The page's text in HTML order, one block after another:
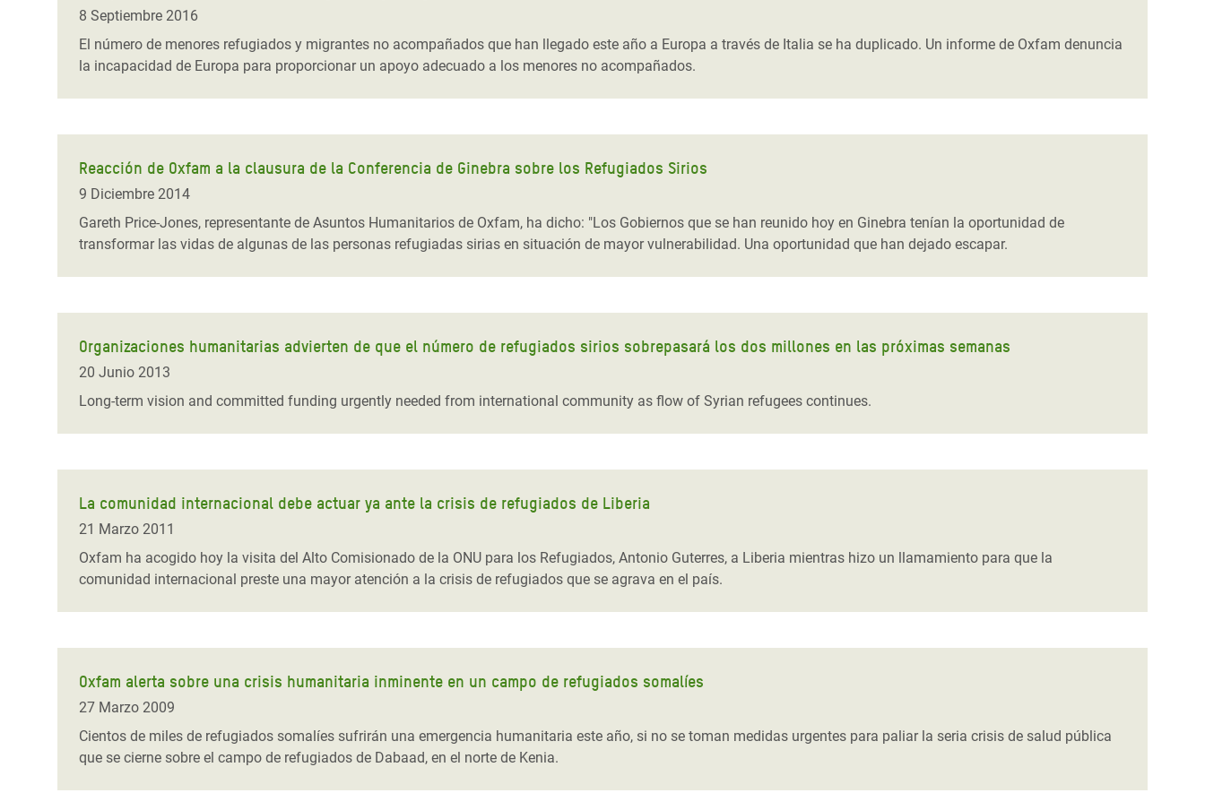
Conflictos y Desastres
Desigualdad Extrema y
Servicios Sociales Básicos
Digital Age
Gender, Rights, and Justice
en África Oriental
Crisis de Personas Refugiadas
en Sudán del Sur
en Bangladesh
Crisis en Yemen
#ActuaPorElClima
Erradiquemos el Sufrimiento Humano que
se Oculta tras los Alimentos
ayuda
8 Septiembre 2016
El número de menores refugiados y migrantes no acompañados que han llegado este año a Europa a través de Italia se ha duplicado. Un informe de Oxfam denuncia
la incapacidad de Europa para proporcionar un apoyo adecuado a los menores no acompañados.
Reacción de Oxfam a la clausura de la Conferencia de Ginebra sobre los Refugiados Sirios
9 Diciembre 2014
Gareth Price-Jones, representante de Asuntos Humanitarios de Oxfam, ha dicho: "Los Gobiernos que se han reunido hoy en Ginebra tenían la oportunidad de
transformar las vidas de algunas de las personas refugiadas sirias en situación de mayor vulnerabilidad. Una oportunidad que han dejado escapar.
Organizaciones humanitarias advierten de que el número de refugiados sirios sobrepasará los dos millones en las próximas semanas
20 Junio 2013
Long-term vision and committed funding urgently needed from international community as flow of Syrian refugees continues.
La comunidad internacional debe actuar ya ante la crisis de refugiados de Liberia
21 Marzo 2011
Oxfam ha acogido hoy la visita del Alto Comisionado de la ONU para los Refugiados, Antonio Guterres, a Liberia mientras hizo un llamamiento para que la
comunidad internacional preste una mayor atención a la crisis de refugiados que se agrava en el país.
Oxfam alerta sobre una crisis humanitaria inminente en un campo de refugiados somalíes
27 Marzo 2009
Cientos de miles de refugiados somalíes sufrirán una emergencia humanitaria este año, si no se toman medidas urgentes para paliar la seria crisis de salud pública
que se cierne sobre el campo de refugiados de Dabaad, en el norte de Kenia.